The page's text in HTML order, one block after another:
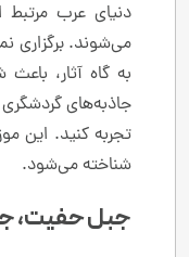
دنیای عرب
می‌شوند. برگزاری
به گاه آثار، باعث
جاذبه‌های
تجربه کنید. این
شناخته می‌شود.
جبل حفیت،